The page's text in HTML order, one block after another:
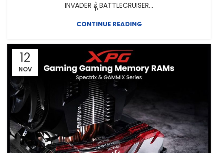
INVADER နဲ့ BATTLECRUISER...
CONTINUE READING
12
NOV